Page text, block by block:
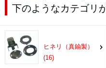
下のようなカテゴリ
ヒネリ（真鍮製）
(16)